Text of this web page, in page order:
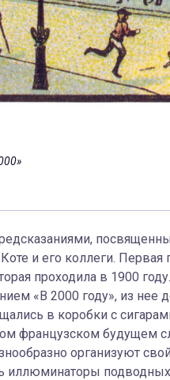
и его коллеги. Первая
проходила в 1900
«В 2000 году», из
в коробки с
французском будущем
организуют
иллюминаторы подводных